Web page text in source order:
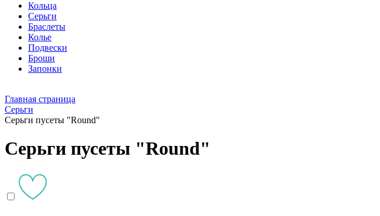
Кольца
Серьги
Браслеты
Колье
Подвески
Броши
Запонки
Главная страница
Серьги
Серьги пусеты "Round"
Серьги пусеты "Round"